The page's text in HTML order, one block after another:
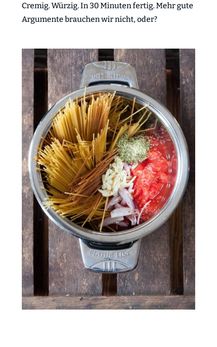
Cremig. Würzig. In 30 Minuten fertig. Mehr gute
Argumente brauchen wir nicht, oder?